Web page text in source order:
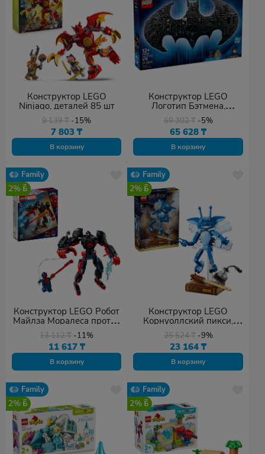
Конструктор LEGO
Ninjago, деталей 85 шт
9 139₸ -15%
7 803₸
В корзину
Конструктор LEGO
Логотип Бэтмена,
деталей 678 шт
69 302₸ -5%
65 628₸
В корзину
Family
2%
Конструктор LEGO Робот
Майлза Моралеса против
Человека-паука, деталей
135 шт
13 112₸ -11%
11 617 ₸
В корзину
Family
2%
Конструктор LEGO
Корнуоллский пикси,
деталей 320 шт
25 524₸ -9%
23 164₸
В корзину
Family
2%
Family
2%